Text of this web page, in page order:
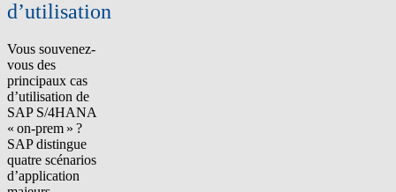
d’utilisation
Vous souvenez-
vous des
principaux cas
d’utilisation de
SAP S/4HANA
« on-prem » ?
SAP distingue
quatre scénarios
d’application